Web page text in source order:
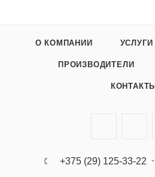
О КОМПАНИИ УСЛУГИ
ПРОИЗВОДИТЕЛИ
КОНТАКТЫ
+375 (29) 125-33-22